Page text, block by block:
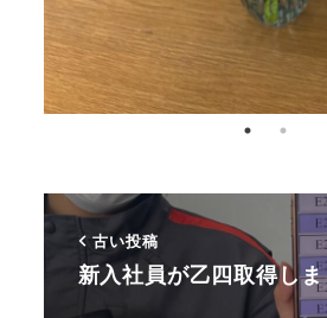
古い投稿
新入社員が乙四取得し